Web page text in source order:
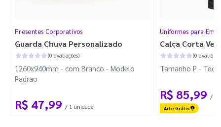
Presentes Corporativos
Guarda Chuva Personalizado
(0 avaliações)
1260x940mm - com Branco - Modelo
Padrão
R$ 47,99 / 1 unidade
Uniformes para
Calça Corta
(0
Tamanho P -
R$ 85,99 / 1
Arte Grátis